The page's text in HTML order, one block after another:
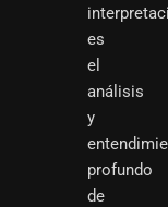
es
el
análisis
y
profundo
de